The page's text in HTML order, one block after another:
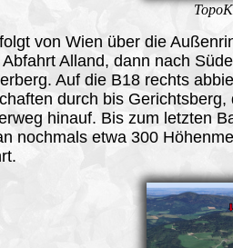
von Wien über die
Alland, dann nach
Auf die B18 rechts
durch bis Gerichtsberg,
hinauf. Bis zum letzten
nochmals etwa 300